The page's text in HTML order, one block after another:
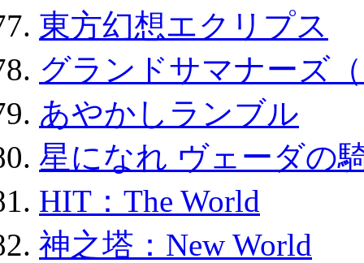
東方幻想エクリプス
グランドサマナーズ
あやかしランブル
星になれ ヴェーダの
HIT：The World
神之塔：New World